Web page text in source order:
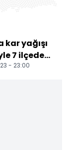
kar yağışı
7 ilçede
tatil
- 23:00